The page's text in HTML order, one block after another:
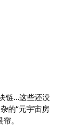
链...这些还没
的“元宇宙房
。